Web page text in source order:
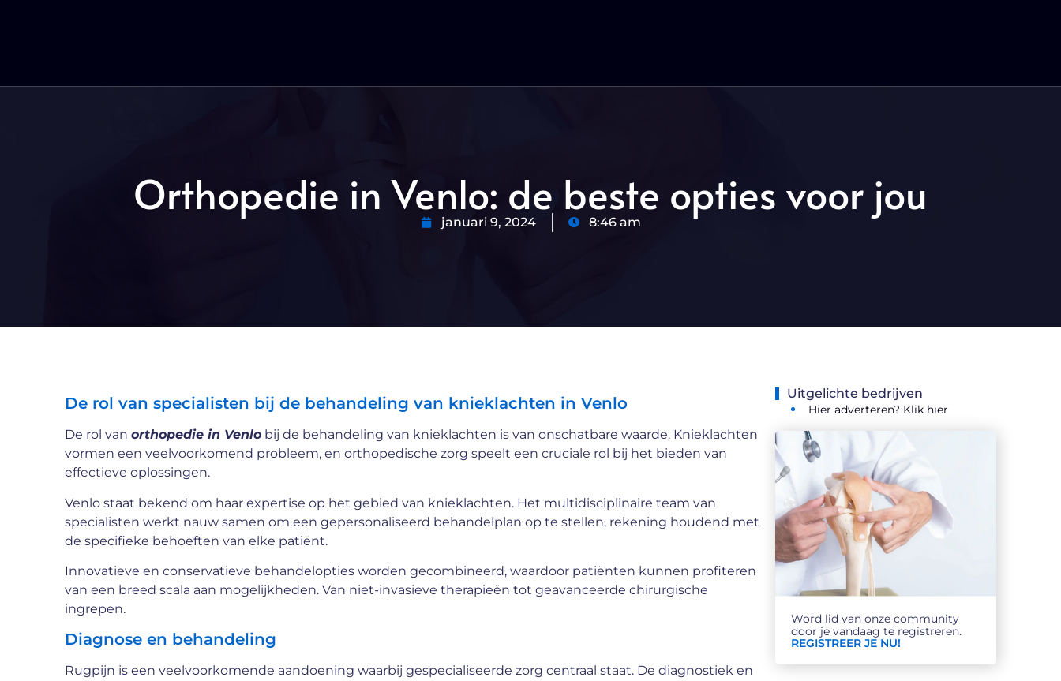
Orthopedie in Venlo: de beste opties voor jou
januari 9, 2024 8:46 am
De rol van specialisten bij de behandeling van knieklachten in Venlo
De rol van orthopedie in Venlo bij de behandeling van knieklachten is van onschatbare waarde. Knieklachten
vormen een veelvoorkomend probleem, en orthopedische zorg speelt een cruciale rol bij het bieden van
effectieve oplossingen.
Venlo staat bekend om haar expertise op het gebied van knieklachten. Het multidisciplinaire team van
specialisten werkt nauw samen om een gepersonaliseerd behandelplan op te stellen, rekening houdend met
de specifieke behoeften van elke patiënt.
Innovatieve en conservatieve behandelopties worden gecombineerd, waardoor patiënten kunnen profiteren
van een breed scala aan mogelijkheden. Van niet-invasieve therapieën tot geavanceerde chirurgische
ingrepen.
Diagnose en behandeling
Rugpijn is een veelvoorkomende aandoening waarbij gespecialiseerde zorg centraal staat. De diagnostiek en
Uitgelichte bedrijven
Hier adverteren? Klik hier
Word lid van onze community
door je vandaag te registreren.
REGISTREER JE NU!